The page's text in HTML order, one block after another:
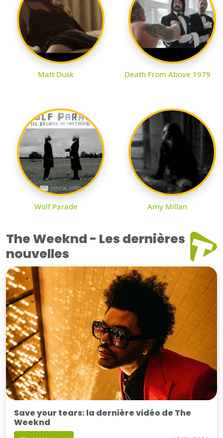
Matt Dusk Death From Above 1979
Wolf Parade Amy Millan
The Weeknd - Les dernières
nouvelles
Save your tears: la dernière vidéo de The
Weeknd